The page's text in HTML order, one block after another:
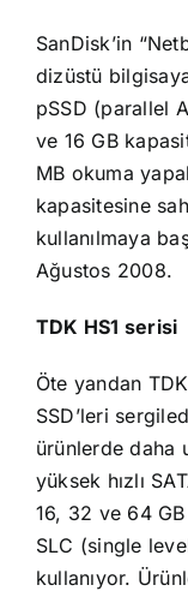
SanDisk’in
dizüstü
pSSD (parallel
ve 16 GB
MB okuma
kapasitesine
kullanılmaya
Ağustos 2008.
TDK HS1 serisi
Öte yandan
SSD’leri
ürünlerde daha
yüksek hızlı
16, 32 ve 64
SLC (single
kullanıyor.